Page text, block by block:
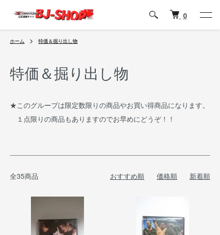
0
ホーム 特価＆掘り出し物
特価＆掘り出し物
★このグループは限定数限りの商品やお買い得商品になります。
１点限りの商品もありますのでお早めにどうぞ！！
全35商品 おすすめ順 価格順 新着順